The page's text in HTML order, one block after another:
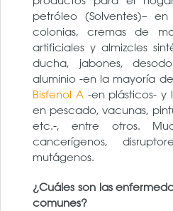
petróleo (Solventes)–
colonias, cremas de
artificiales y almizcles
ducha, jabones,
aluminio -en la mayoría
Bisfenol A-en plásticos- y
en pescado, vacunas,
etc.-, entre otros.
cancerígenos,
mutágenos.
¿Cuáles son las
comunes?